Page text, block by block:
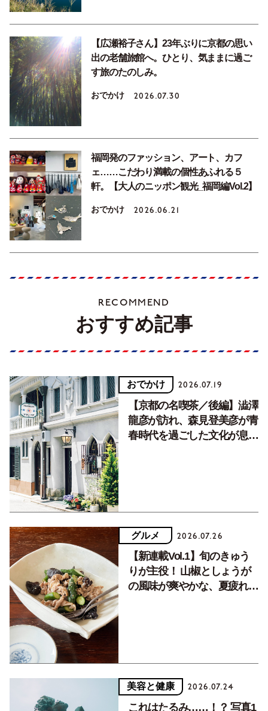
【広瀬裕子さん】23年ぶりに京都の思い
出の老舗旅館へ。ひとり、気ままに過ご
す旅のたのしみ。
おでかけ 2026.07.30
福岡発のファッション、アート、カフ
ェ……こだわり満載の個性あふれる５
軒。【大人のニッポン観光_福岡編Vol.2】
おでかけ 2026.06.21
RECOMMEND
おすすめ記事
おでかけ 2026.07.19
【京都の名喫茶／後編】澁澤
龍彦が訪れ、森見登美彦が青
春時代を過ごした文化が息づ
グルメ 2026.07.26
【新連載Vol.1】旬のきゅう
りが主役！ 山椒としょうが
の風味が爽やかな、夏疲れを
美容と健康 2026.07.24
これはたるみ……！？ 写真1